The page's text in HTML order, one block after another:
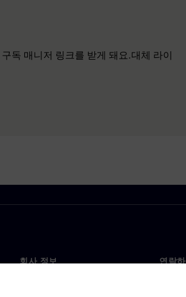
독 매니저 링크를 받게 돼요.대체 라이
회사 정보 연락